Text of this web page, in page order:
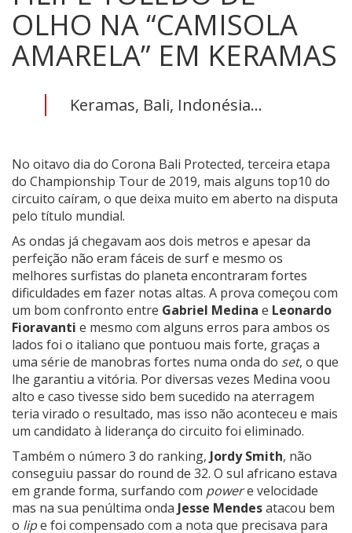
OLHO NA “CAMISOLA
AMARELA” EM KERAMAS
Keramas, Bali, Indonésia...
No oitavo dia do Corona Bali Protected, terceira etapa
do Championship Tour de 2019, mais alguns top10 do
circuito caíram, o que deixa muito em aberto na disputa
pelo título mundial.
As ondas já chegavam aos dois metros e apesar da
perfeição não eram fáceis de surf e mesmo os
melhores surfistas do planeta encontraram fortes
dificuldades em fazer notas altas. A prova começou com
um bom confronto entre Gabriel Medina e Leonardo
Fioravanti e mesmo com alguns erros para ambos os
lados foi o italiano que pontuou mais forte, graças a
uma série de manobras fortes numa onda do set, o que
lhe garantiu a vitória. Por diversas vezes Medina voou
alto e caso tivesse sido bem sucedido na aterragem
teria virado o resultado, mas isso não aconteceu e mais
um candidato à liderança do circuito foi eliminado.
Também o número 3 do ranking, Jordy Smith, não
conseguiu passar do round de 32. O sul africano estava
em grande forma, surfando com powere velocidade
mas na sua penúltima onda Jesse Mendesatacou bem
o lipe foi compensado com a nota que precisava para